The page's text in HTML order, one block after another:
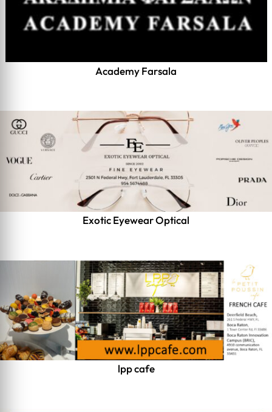
Academy Farsala
Exotic Eyewear Optical
lpp cafe